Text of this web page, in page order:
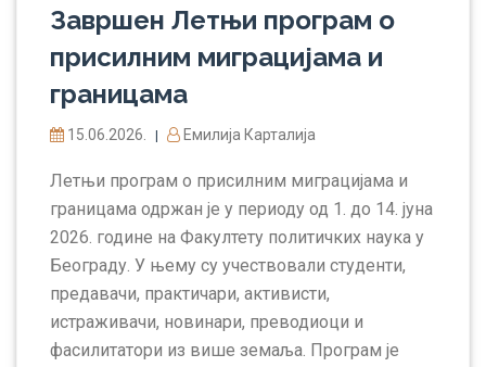
Завршен Летњи програм о
присилним миграцијама и
границама
15.06.2026. Емилија Карталија
Летњи програм о присилним миграцијама и
границама одржан је у периоду од 1. до 14. јуна
2026. године на Факултету политичких наука у
Београду. У њему су учествовали студенти,
предавачи, практичари, активисти,
истраживачи, новинари, преводиоци и
фасилитатори из више земаља. Програм је